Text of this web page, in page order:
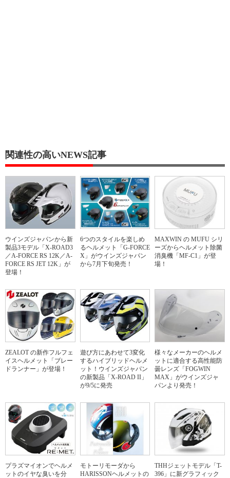
関連性の高いNEWS記事
ウインズジャパンから新
製品3モデル「X-ROAD3
／A-FORCE RS 12K／A-
FORCE RS JET 12K」が
登場！
6つのスタイルを楽しめ
るヘルメット「G-FORCE
X」がウインズジャパン
から7月下旬発売！
MAXWIN の MUFU シリ
ーズからヘルメット除菌
消臭機「MF-C1」が登
場！
ZEALOT の新作フルフェ
イスヘルメット「ブレー
ドランナー」が登場！
遊び方にあわせて3変化
するハイブリッドヘルメ
ット！ウインズジャパン
の新製品「X-ROAD II」
が9/5に発売
様々なメーカーのヘルメ
ットに適合する高性能防
曇レンズ「FOGWIN
MAX」がウインズジャ
パンより発売！
プラズマイオンでヘルメ
ットのイヤな臭いを分
モトーリモーダから
HARISSONヘルメットの
THHジェットモデル「T-
396」に新グラフィック